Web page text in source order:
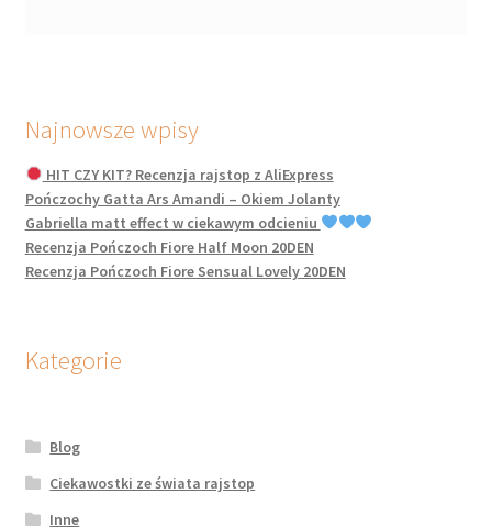
Najnowsze wpisy
HIT CZY KIT? Recenzja rajstop z AliExpress
Pończochy Gatta Ars Amandi – Okiem Jolanty
Gabriella matt effect w ciekawym odcieniu
Recenzja Pończoch Fiore Half Moon 20DEN
Recenzja Pończoch Fiore Sensual Lovely 20DEN
Kategorie
Blog
Ciekawostki ze świata rajstop
Inne